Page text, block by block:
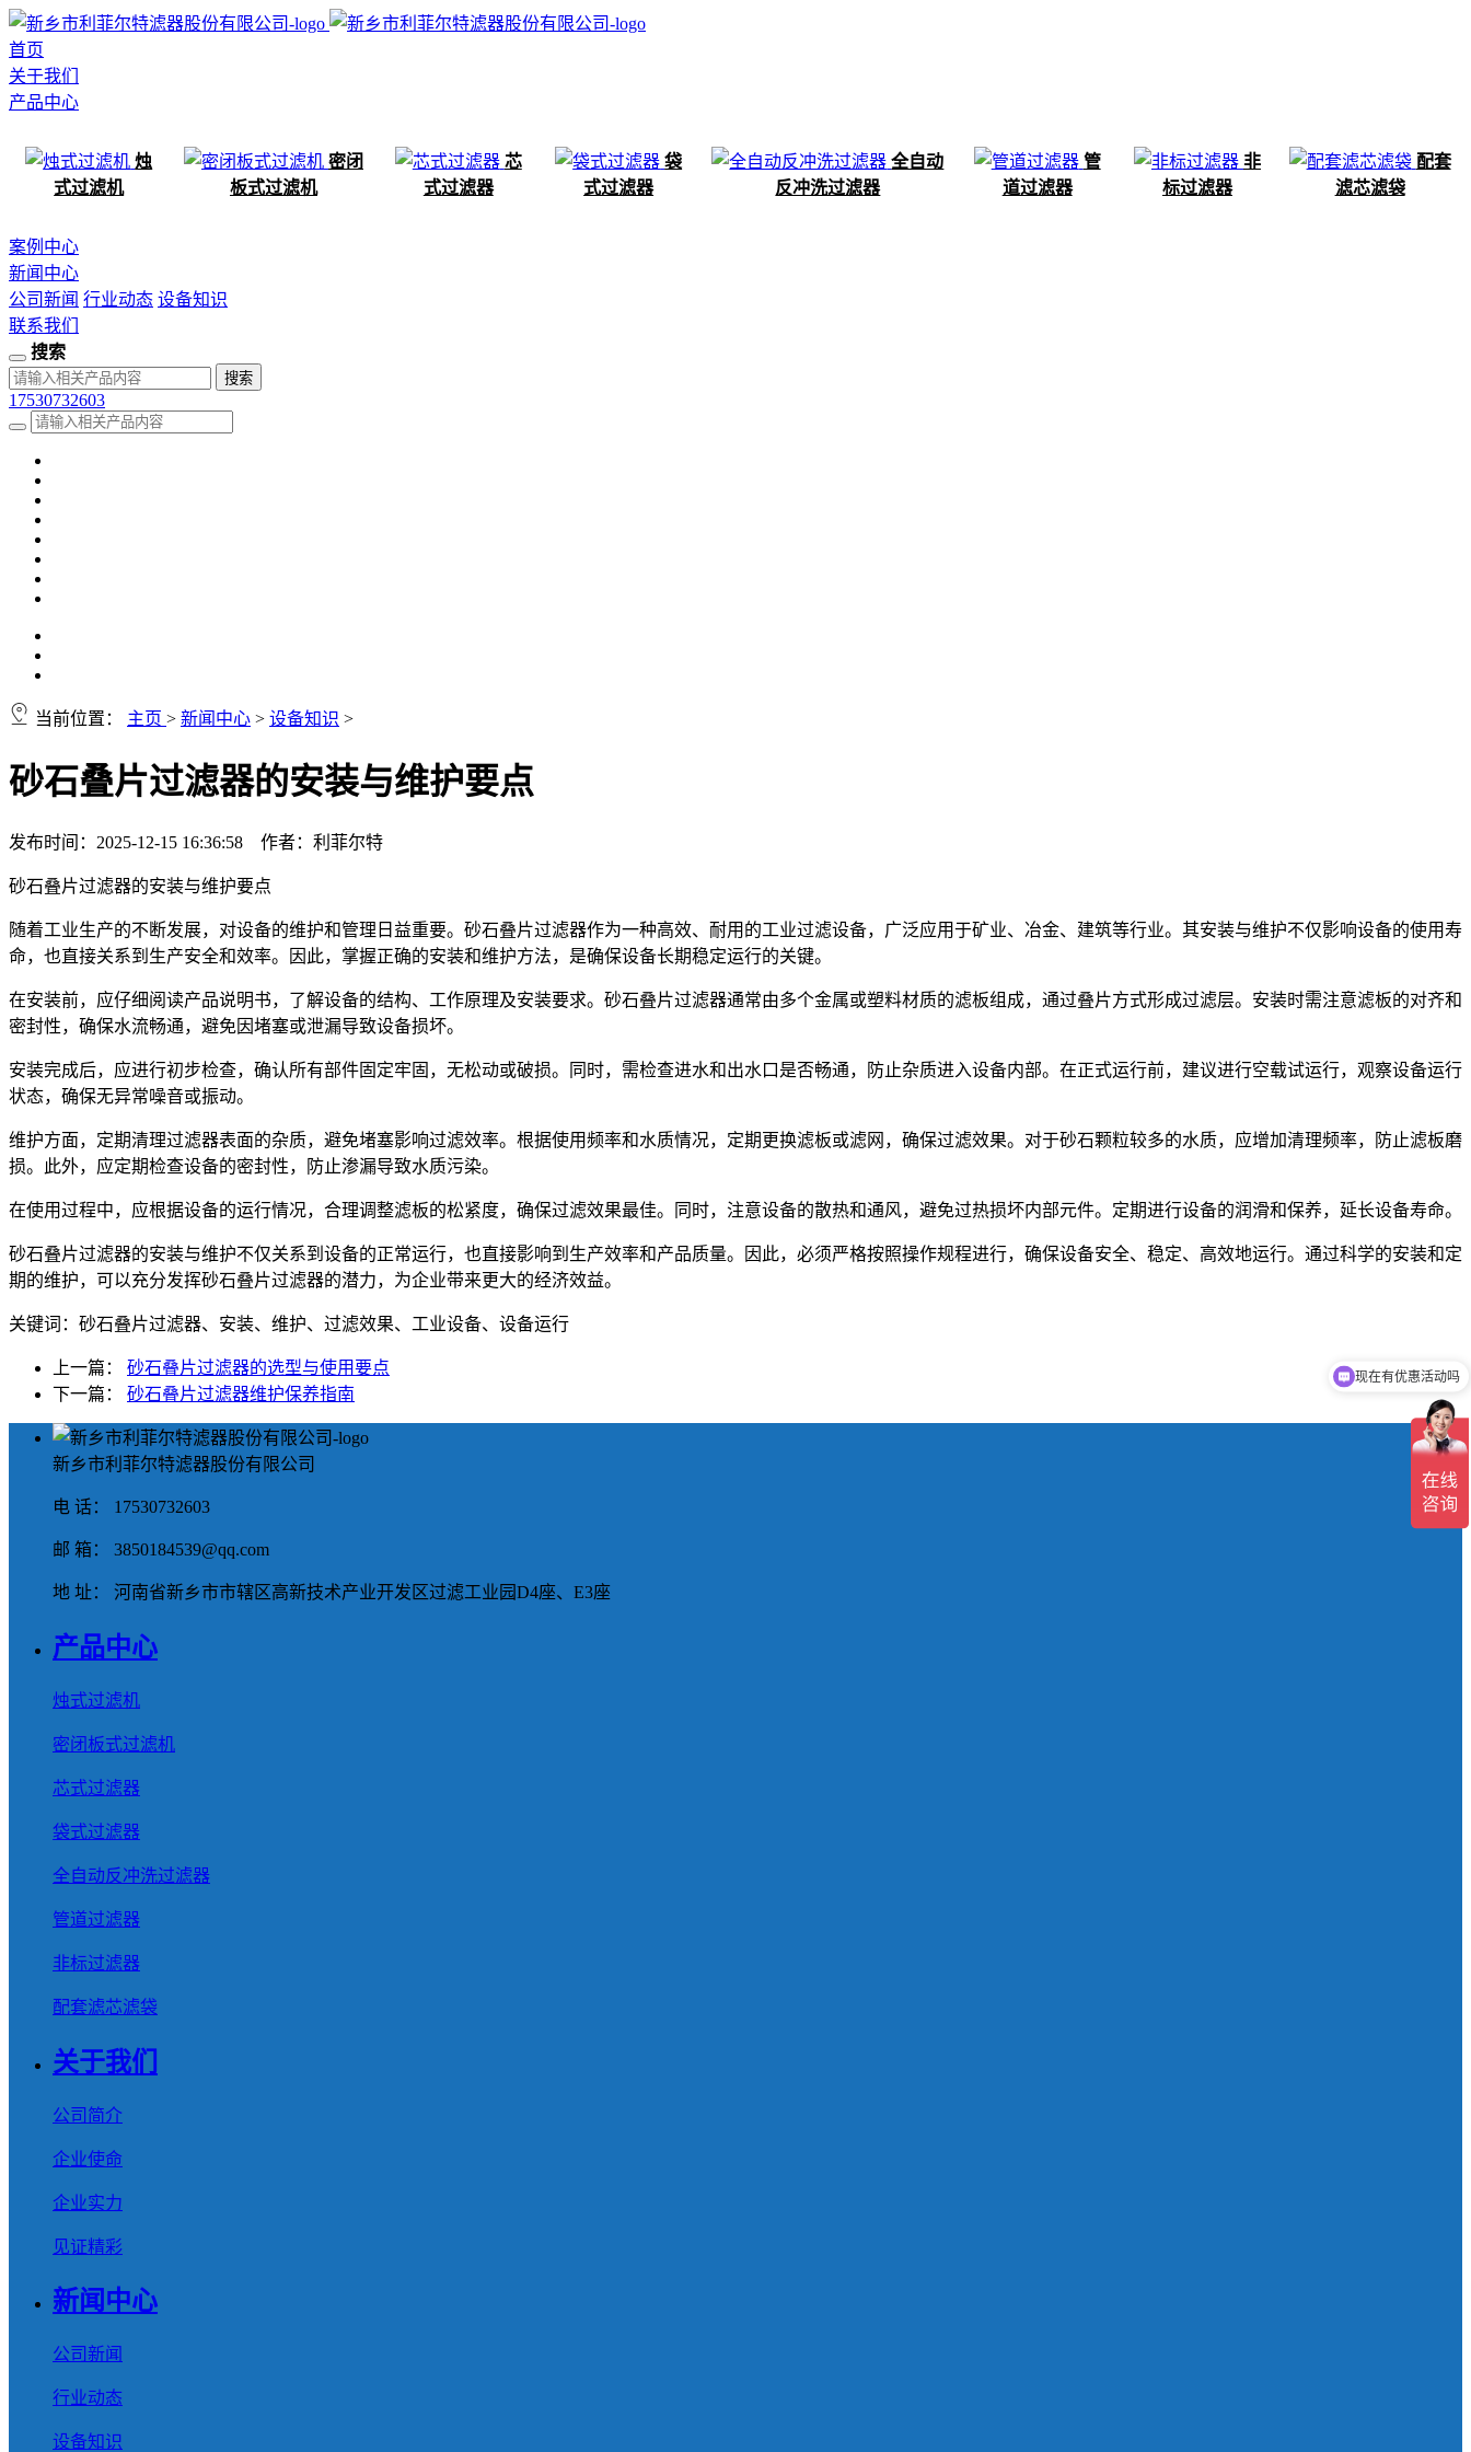
首页
关于我们
产品中心
烛
式过滤机
密闭
板式过滤机
芯
式过滤器
袋
式过滤器
全自动
反冲洗过滤器
管
道过滤器
非
标过滤器
配套
滤芯滤袋
案例中心
新闻中心
公司新闻 行业动态 设备知识
联系我们
搜索
17530732603
当前位置： 主页 > 新闻中心 > 设备知识 >
砂石叠片过滤器的安装与维护要点
发布时间：2025-12-15 16:36:58 作者：利菲尔特
砂石叠片过滤器的安装与维护要点
随着工业生产的不断发展，对设备的维护和管理日益重要。砂石叠片过滤器作为一种高效、耐用的工业过滤设备，广泛应用于矿业、冶金、建筑等行业。其安装与维护不仅影响设备的使用寿
命，也直接关系到生产安全和效率。因此，掌握正确的安装和维护方法，是确保设备长期稳定运行的关键。
在安装前，应仔细阅读产品说明书，了解设备的结构、工作原理及安装要求。砂石叠片过滤器通常由多个金属或塑料材质的滤板组成，通过叠片方式形成过滤层。安装时需注意滤板的对齐和
密封性，确保水流畅通，避免因堵塞或泄漏导致设备损坏。
安装完成后，应进行初步检查，确认所有部件固定牢固，无松动或破损。同时，需检查进水和出水口是否畅通，防止杂质进入设备内部。在正式运行前，建议进行空载试运行，观察设备运行
状态，确保无异常噪音或振动。
维护方面，定期清理过滤器表面的杂质，避免堵塞影响过滤效率。根据使用频率和水质情况，定期更换滤板或滤网，确保过滤效果。对于砂石颗粒较多的水质，应增加清理频率，防止滤板磨
损。此外，应定期检查设备的密封性，防止渗漏导致水质污染。
在使用过程中，应根据设备的运行情况，合理调整滤板的松紧度，确保过滤效果最佳。同时，注意设备的散热和通风，避免过热损坏内部元件。定期进行设备的润滑和保养，延长设备寿命。
砂石叠片过滤器的安装与维护不仅关系到设备的正常运行，也直接影响到生产效率和产品质量。因此，必须严格按照操作规程进行，确保设备安全、稳定、高效地运行。通过科学的安装和定
期的维护，可以充分发挥砂石叠片过滤器的潜力，为企业带来更大的经济效益。
关键词：砂石叠片过滤器、安装、维护、过滤效果、工业设备、设备运行
上一篇： 砂石叠片过滤器的选型与使用要点
下一篇： 砂石叠片过滤器维护保养指南
新乡市利菲尔特滤器股份有限公司
电 话： 17530732603
邮 箱： 3850184539@qq.com
地 址： 河南省新乡市市辖区高新技术产业开发区过滤工业园D4座、E3座
产品中心
烛式过滤机
密闭板式过滤机
芯式过滤器
袋式过滤器
全自动反冲洗过滤器
管道过滤器
非标过滤器
配套滤芯滤袋
关于我们
公司简介
企业使命
企业实力
见证精彩
新闻中心
公司新闻
行业动态
设备知识
现在有优惠活动吗